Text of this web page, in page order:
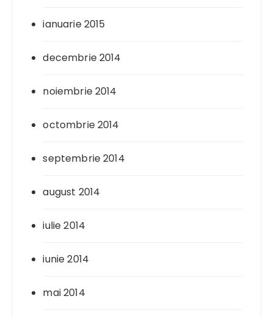
ianuarie 2015
decembrie 2014
noiembrie 2014
octombrie 2014
septembrie 2014
august 2014
iulie 2014
iunie 2014
mai 2014